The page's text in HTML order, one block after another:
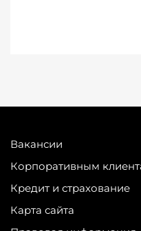
Вакансии
Корпоративным
Кредит и страхование
Карта сайта